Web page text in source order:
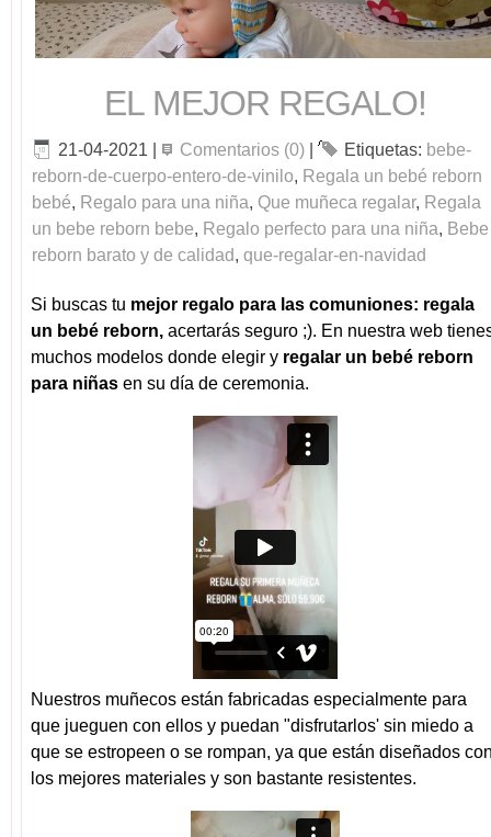
EL MEJOR REGALO!
21-04-2021 Comentarios (0) Etiquetas: bebe-
reborn-de-cuerpo-entero-de-vinilo, Regala un bebé reborn
bebé, Regalo para una niña, Que muñeca regalar, Regala
un bebe reborn bebe, Regalo perfecto para una niña, Bebe
reborn barato y de calidad, que-regalar-en-navidad
Si buscas tu mejor regalo para las comuniones: regala
un bebé reborn, acertarás seguro ;). En nuestra web
muchos modelos donde elegir y regalar un bebé reborn
para niñas en su día de ceremonia.
Nuestros muñecos están fabricadas especialmente para
que jueguen con ellos y puedan "disfrutarlos' sin miedo a
que se estropeen o se rompan, ya que están diseñados
los mejores materiales y son bastante resistentes.